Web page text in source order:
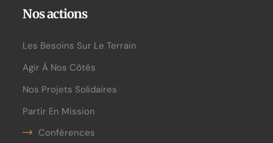
Nos actions
Les Besoins Sur Le Terrain
Agir À Nos Côtés
Nos Projets Solidaires
Partir En Mission
Conférences